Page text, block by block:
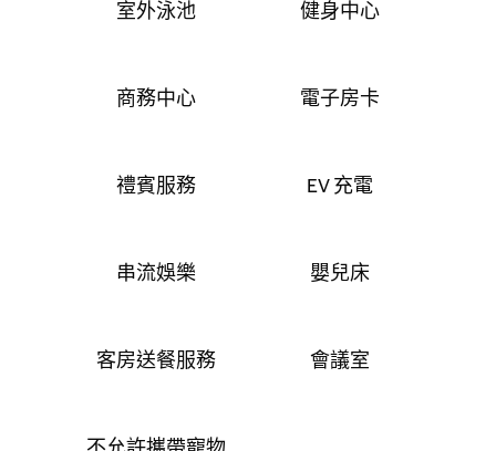
室外泳池 健身中心
商務中心 電子房卡
禮賓服務 EV 充電
串流娛樂 嬰兒床
客房送餐服務 會議室